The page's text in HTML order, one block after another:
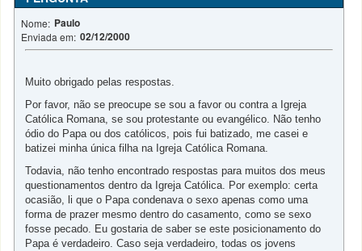
Nome: Paulo
Enviada em: 02/12/2000
Muito obrigado pelas respostas.
Por favor, não se preocupe se sou a favor ou contra a Igreja
Católica Romana, se sou protestante ou evangélico. Não tenho
ódio do Papa ou dos católicos, pois fui batizado, me casei e
batizei minha única filha na Igreja Católica Romana.
Todavia, não tenho encontrado respostas para muitos dos meus
questionamentos dentro da Igreja Católica. Por exemplo: certa
ocasião, li que o Papa condenava o sexo apenas como uma
forma de prazer mesmo dentro do casamento, como se sexo
fosse pecado. Eu gostaria de saber se este posicionamento do
Papa é verdadeiro. Caso seja verdadeiro, todas os jovens